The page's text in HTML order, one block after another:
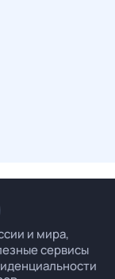
и мира,
сервисы